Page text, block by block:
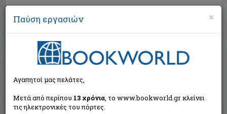
Αναζήτηση
×
Παύση εργασιών
Αγαπητοί μας πελάτες,
Μετά από περίπου 13 χρόνια, το www.bookworld.gr κλείνει
τις ηλεκτρονικές του πόρτες.